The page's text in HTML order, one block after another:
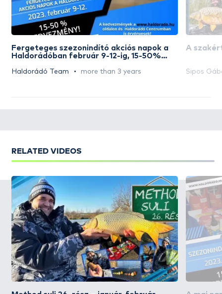
Fergeteges szezonindító akciós napok a
Haldorádóban február 9-12-ig, 15-50%
Haldorádó Team more than 3 years
A
Sipos
RELATED VIDEOS